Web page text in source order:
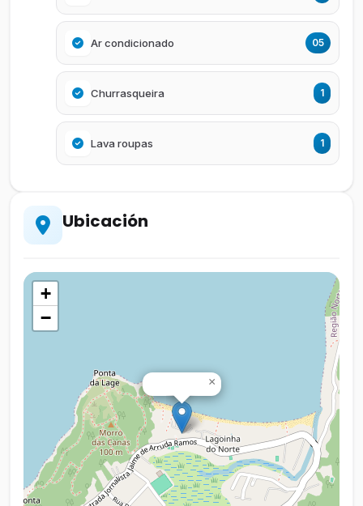
Ar condicionado 05
Churrasqueira 1
Lava roupas 1
Ubicación
×
+
−